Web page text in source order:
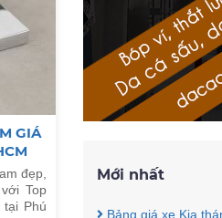
GIÁ
đẹp,
Top
Phú
Mới nhất
Bảng giá xe Kia